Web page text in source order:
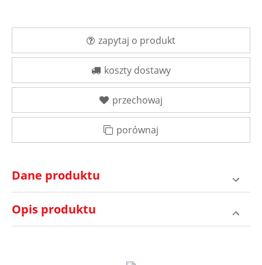
zapytaj o produkt
koszty dostawy
przechowaj
porównaj
Dane produktu
Opis produktu